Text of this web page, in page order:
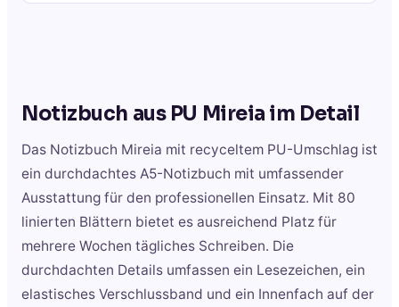
Notizbuch aus PU Mireia im Detail
Das Notizbuch Mireia mit recyceltem PU-Umschlag ist
ein durchdachtes A5-Notizbuch mit umfassender
Ausstattung für den professionellen Einsatz. Mit 80
linierten Blättern bietet es ausreichend Platz für
mehrere Wochen tägliches Schreiben. Die
durchdachten Details umfassen ein Lesezeichen, ein
elastisches Verschlussband und ein Innenfach auf der